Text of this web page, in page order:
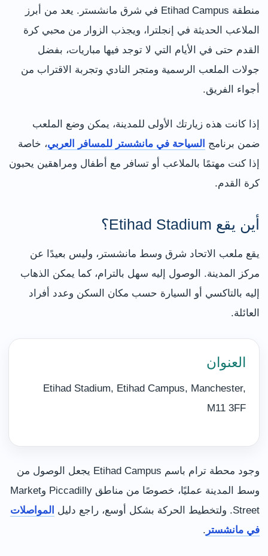
منطقة Etihad Campus في شرق مانشستر. يعد من أبرز
الملاعب الحديثة في إنجلترا، ويجذب الزوار من محبي كرة
القدم حتى في الأيام التي لا توجد فيها مباريات، بفضل
جولات الملعب الرسمية ومتجر النادي وتجربة الاقتراب من
أجواء الفريق.
إذا كانت هذه زيارتك الأولى للمدينة، يمكن وضع الملعب
ضمن برنامج السياحة في مانشستر للمسافر العربي، خاصة
إذا كنت مهتمًا بالملاعب أو تسافر مع أطفال ومراهقين يحبون
كرة القدم.
أين يقع Etihad Stadium؟
يقع ملعب الاتحاد شرق وسط مانشستر، وليس بعيدًا عن
مركز المدينة. الوصول إليه سهل بالترام، كما يمكن الذهاب
إليه بالتاكسي أو السيارة حسب مكان السكن وعدد أفراد
العائلة.
العنوان
Etihad Stadium, Etihad Campus, Manchester,
M11 3FF
وجود محطة ترام باسم Etihad Campus يجعل الوصول من
وسط المدينة عمليًا، خصوصًا من مناطق Piccadilly وMarket
Street. ولتخطيط الحركة بشكل أوسع، راجع دليل
المواصلات
في مانشستر .